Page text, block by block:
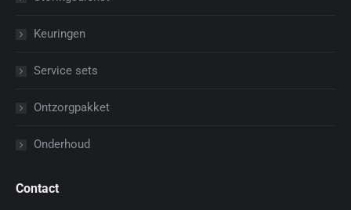
Keuringen
Service sets
Ontzorgpakket
Onderhoud
Contact